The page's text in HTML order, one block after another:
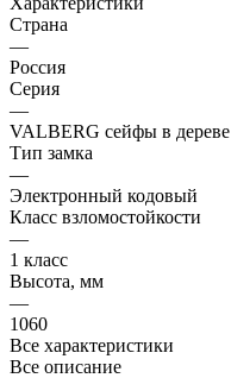
Страна
—
Россия
Серия
—
VALBERG сейфы в дереве
Тип замка
—
Электронный кодовый
Класс взломостойкости
—
1 класс
Высота, мм
—
1060
Все характеристики
Все описание